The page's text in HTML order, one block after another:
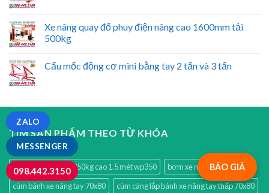
Xe nâng quay đổ phuy điện nâng cao 1600mm tải
500kg
Cẩu mốc động cơ mini bằng tay 2 tấn và 3 tấn
TÌM SẢN PHẨM THEO TỪ KHÓA
bàn nâng thủy lực 350kg cao 1.5 mét wp350
bơm xe nâng bàn
cùm bánh xe nâng tay 70x80
cùm càng lắp bánh xe nâng tay thấp 70x80
BÁO GIÁ
MESSENGER
ZALO
098.442.3150